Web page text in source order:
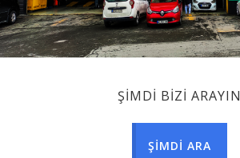
ŞİMDİ BİZİ ARAYIN
ŞİMDİ ARA